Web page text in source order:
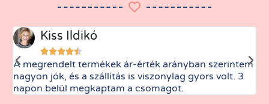
Kiss Ildikó

A megrendelt termékek ár-érték arányban szerintem
nagyon jók, és a szállítás is viszonylag gyors volt. 3
napon belül megkaptam a csomagot.